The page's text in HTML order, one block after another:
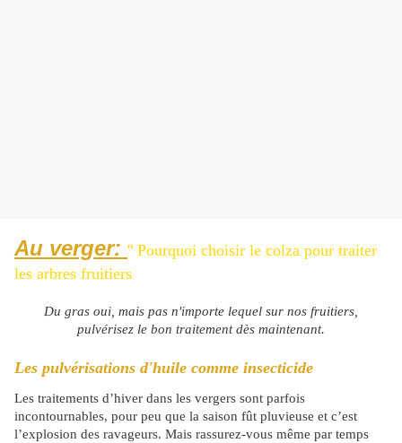
Au verger: " Pourquoi choisir le colza pour traiter
les arbres fruitiers
Du gras oui, mais pas n'importe lequel sur nos fruitiers,
pulvérisez le bon traitement dès maintenant.
Les pulvérisations d'huile comme insecticide
Les traitements d’hiver dans les vergers sont parfois
incontournables, pour peu que la saison fût pluvieuse et c’est
l’explosion des ravageurs. Mais rassurez-vous même par temps